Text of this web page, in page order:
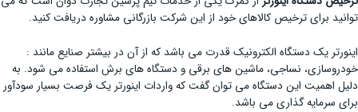
توانید برای ترخیص کالاهای خود از این شرکت بازرگانی مشاوره دریافت کنید.
اینورتر یک دستگاه الکترونیک قدرت می باشد که از آن در بیشتر صنایع مانند :
خودروسازی، نساجی، ماشین های برقی و دستگاه های برش استفاده می شود. به
دلیل اهمیت این دستگاه می توان گفت که واردات اینورتر یک فرصت بسیار سودآور
برای سرمایه گذاری می باشد.